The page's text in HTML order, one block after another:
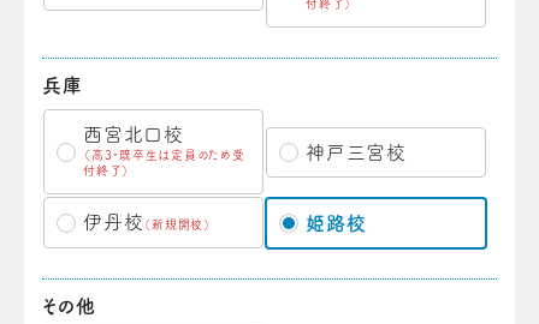
付終了）
兵庫
西宮北口校
（高3・既卒生は定員のため受
付終了）
神戸三宮校
伊丹校 （新規開校） 姫路校
その他